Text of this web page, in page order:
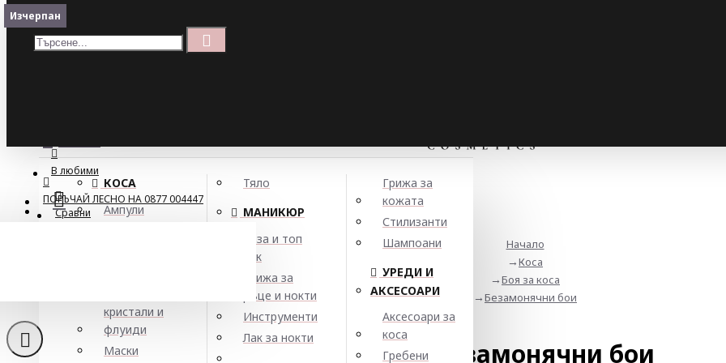
Меню
Кошница
В любими
Сравни
КОСА
Ампули
кристали и
флуиди
Маски
Тяло
МАНИКЮР
База и топ
лак
Грижа за
ръце и нокти
Инструменти
Лак за нокти
Грижа за
кожата
Стилизанти
Шампоани
УРЕДИ И
АКСЕСОАРИ
Аксесоари за
коса
Гребени
ПОРЪЧАЙ ЛЕСНО НА 0877 004447
Начало
Коса
Боя за коса
Безамонячни бои
Безамонячни бои
Изчерпан